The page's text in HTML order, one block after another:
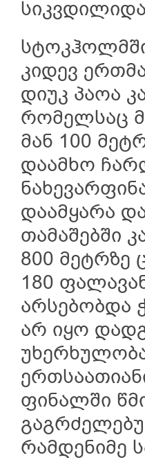
კიდევ
დიუკ პაოა
რომელსაც
მან 100
დაამხო
დაამყარა
თამაშებში
800 მეტრზე
180
არსებობდა
არ იყო
ფინალში
რამდენიმე